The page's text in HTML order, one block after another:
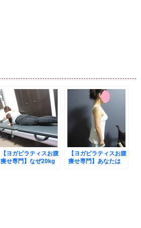
【ヨガピラティスお腹
痩せ専門】なぜ20kg
【ヨガピラティスお腹
痩せ専門】あなたは